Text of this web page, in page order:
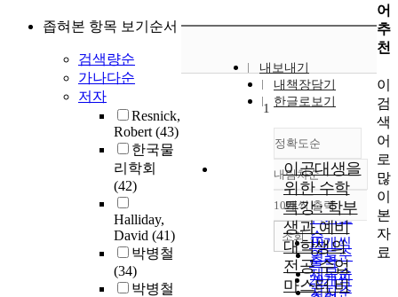
좁혀본 항목 보기순서
검색량순
가나다순
저자
Resnick,
Robert(43)
한국물
리학회
(42)
Halliday,
David (41)
박병철
(34)
박병철
내보내기
내책장담기
한글로보기
정확도순
정확도
순
인기도
순
연도순
제목순
저자순
내림차순
내림차순
10개씩 출력
10개씩
출력
20개씩
조회
1
이공대생을
위한 수학
특강 : 학부
생과 예비
대학생의
전공 수업
마스터 비
어
추
천
이
검
색
어
로
많
이
본
자
료